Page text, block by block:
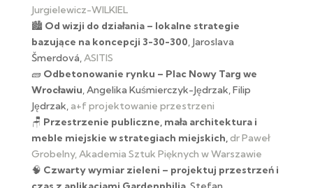
Jurgielewicz-WILKIEL
🏙 Od wizji do działania – lokalne strategie
bazujące na koncepcji 3-30-300, Jaroslava
Šmerdová,ASITIS
🧱 Odbetonowanie rynku – Plac Nowy Targ we
Wrocławiu, Angelika Kuśmierczyk-Jędrzak, Filip
Jędrzak, a+f projektowanie przestrzeni
🪑 Przestrzenie publiczne, mała architektura i
meble miejskie w strategiach miejskich,dr Paweł
Grobelny, Akademia Sztuk Pięknych w Warszawie
🧠 Czwarty wymiar zieleni – projektuj przestrzeń i